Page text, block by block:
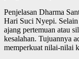
Penjelasan Dharma
Hari Suci Nyepi. Selain
ajang pertemuan atau
kesalahan. Tujuannya
memperkuat nilai-nilai